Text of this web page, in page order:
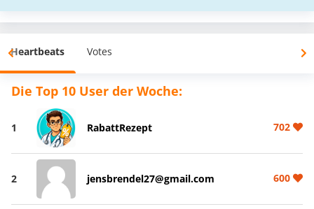
Heartbeats Votes
Die Top 10 User der Woche:
1 RabattRezept 702
2 jensbrendel27@gmail.com 600